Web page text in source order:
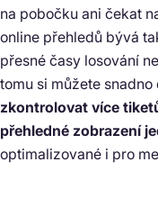
na pobočku ani čekat
online přehledů bývá
přesné časy losování
tomu si můžete
zkontrolovat více
přehledné zobrazení
optimalizované i pro